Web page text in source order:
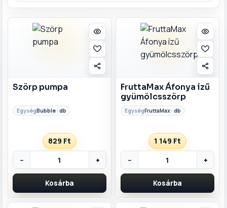
Tészták
Édességek
Szörp pumpa
Bubble · db
829 Ft
−
+
Kosárba
FruttaMax Áfonya ízű
gyümölcsszörp
FruttaMax · db
1 149 Ft
−
+
Kosárba